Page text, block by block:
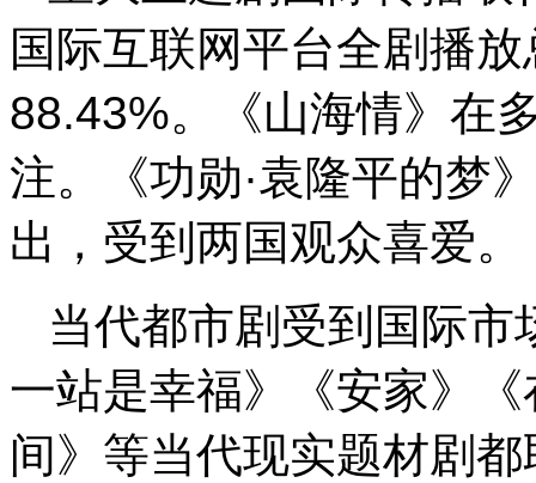
国际互联网平台全剧播
88.43%。《山海情》在
注。《功勋·袁隆平的梦
出，受到两国观众喜爱
当代都市剧受到国际
一站是幸福》《安家》
间》等当代现实题材剧